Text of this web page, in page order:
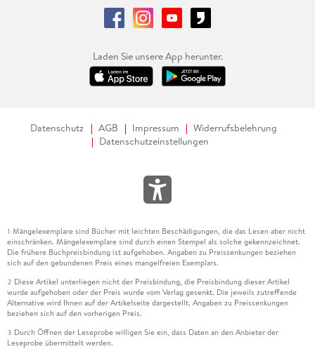
Laden Sie unsere App herunter.
Datenschutz AGB Impressum
Widerrufsbelehrung
Datenschutzeinstellungen
1 Mängelexemplare sind Bücher mit leichten Beschädigungen, die das Lesen aber nicht
einschränken. Mängelexemplare sind durch einen Stempel als solche gekennzeichnet.
Die frühere Buchpreisbindung ist aufgehoben. Angaben zu Preissenkungen beziehen
sich auf den gebundenen Preis eines mangelfreien Exemplars.
2 Diese Artikel unterliegen nicht der Preisbindung, die Preisbindung dieser Artikel
wurde aufgehoben oder der Preis wurde vom Verlag gesenkt. Die jeweils zutreffende
Alternative wird Ihnen auf der Artikelseite dargestellt. Angaben zu Preissenkungen
beziehen sich auf den vorherigen Preis.
3 Durch Öffnen der Leseprobe willigen Sie ein, dass Daten an den Anbieter der
Leseprobe übermittelt werden.